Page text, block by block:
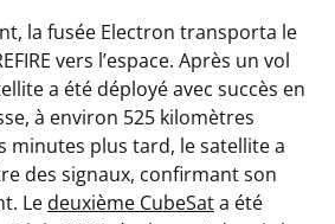
la fusée Electron transporta le
vers l’espace. Après un vol
a été déployé avec succès en
à environ 525 kilomètres
minutes plus tard, le satellite a
des signaux, confirmant son
Le deuxième CubeSata été